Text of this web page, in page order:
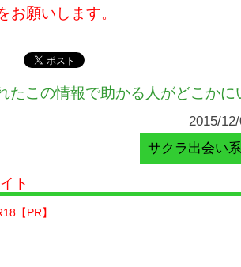
お願いします。
たこの情報で助かる人がどこかに
2015/
サクラ出会い
ト
【PR】